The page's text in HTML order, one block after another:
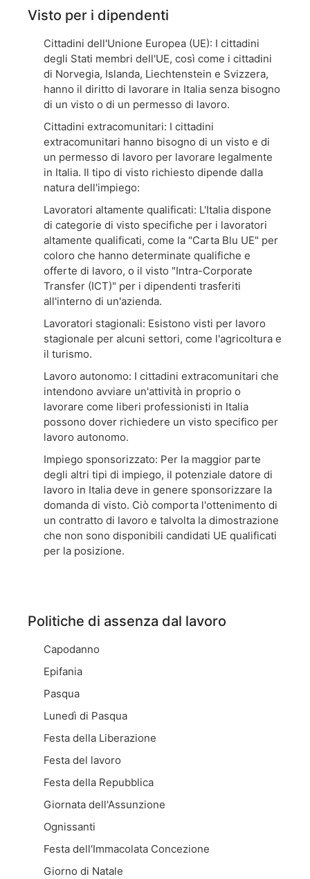
Visto per i dipendenti
Cittadini dell'Unione Europea (UE): I cittadini
degli Stati membri dell'UE, così come i cittadini
di Norvegia, Islanda, Liechtenstein e Svizzera,
hanno il diritto di lavorare in Italia senza bisogno
di un visto o di un permesso di lavoro.
Cittadini extracomunitari: I cittadini
extracomunitari hanno bisogno di un visto e di
un permesso di lavoro per lavorare legalmente
in Italia. Il tipo di visto richiesto dipende dalla
natura dell'impiego:
Lavoratori altamente qualificati: L'Italia dispone
di categorie di visto specifiche per i lavoratori
altamente qualificati, come la "Carta Blu UE" per
coloro che hanno determinate qualifiche e
offerte di lavoro, o il visto "Intra-Corporate
Transfer (ICT)" per i dipendenti trasferiti
all'interno di un'azienda.
Lavoratori stagionali: Esistono visti per lavoro
stagionale per alcuni settori, come l'agricoltura e
il turismo.
Lavoro autonomo: I cittadini extracomunitari che
intendono avviare un'attività in proprio o
lavorare come liberi professionisti in Italia
possono dover richiedere un visto specifico per
lavoro autonomo.
Impiego sponsorizzato: Per la maggior parte
degli altri tipi di impiego, il potenziale datore di
lavoro in Italia deve in genere sponsorizzare la
domanda di visto. Ciò comporta l'ottenimento di
un contratto di lavoro e talvolta la dimostrazione
che non sono disponibili candidati UE qualificati
per la posizione.
Politiche di assenza dal lavoro
Capodanno
Epifania
Pasqua
Lunedì di Pasqua
Festa della Liberazione
Festa del lavoro
Festa della Repubblica
Giornata dell'Assunzione
Ognissanti
Festa dell'Immacolata Concezione
Giorno di Natale